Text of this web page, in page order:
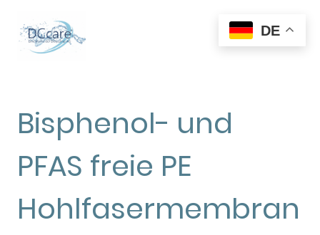
Bisphenol- und
PFAS freie PE
Hohlfasermembran
DE